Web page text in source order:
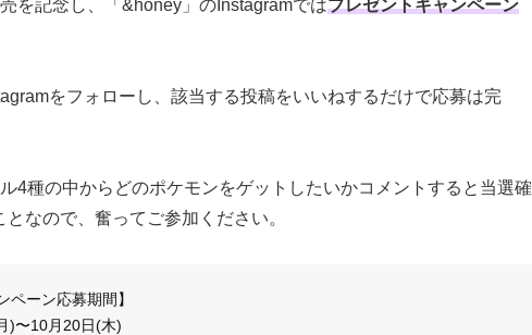
を記念し、「&honey」のInstagramではプレゼントキャンペーン
をフォローし、該当する投稿をいいねするだけで応募は完
4種の中からどのポケモンをゲットしたいかコメントすると当選確
なので、奮ってご参加ください。
ペーン応募期間】
)〜10月20日(木)